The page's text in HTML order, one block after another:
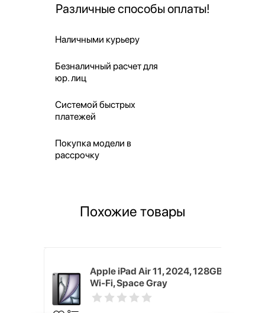
Различные способы оплаты!
Наличными курьеру
Безналичный расчет для
юр. лиц
Системой быстрых
платежей
Покупка модели в
рассрочку
Похожие товары
Apple iPad Air 11, 2024, 128GB,
Wi-Fi, Space Gray